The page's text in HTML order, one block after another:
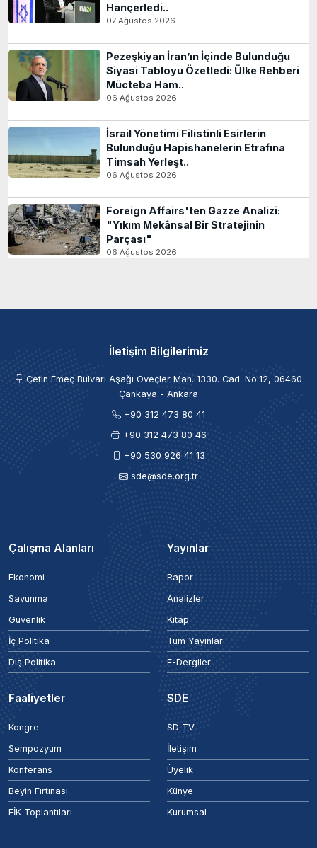
Hançerledi..
07 Ağustos 2026
Pezeşkiyan İran’ın İçinde Bulunduğu
Siyasi Tabloyu Özetledi: Ülke Rehberi
Mücteba Ham..
06 Ağustos 2026
İsrail Yönetimi Filistinli Esirlerin
Bulunduğu Hapishanelerin Etrafına
Timsah Yerleşt..
06 Ağustos 2026
Foreign Affairs'ten Gazze Analizi:
"Yıkım Mekânsal Bir Stratejinin
Parçası"
06 Ağustos 2026
İletişim Bilgilerimiz
Çetin Emeç Bulvarı Aşağı Öveçler Mah. 1330. Cad. No:12, 06460
Çankaya - Ankara
+90 312 473 80 41
+90 312 473 80 46
+90 530 926 41 13
sde@sde.org.tr
Çalışma Alanları
Ekonomi
Savunma
Güvenlik
İç Politika
Dış Politika
Yayınlar
Rapor
Analizler
Kitap
Tüm Yayınlar
E-Dergiler
Faaliyetler
Kongre
Sempozyum
Konferans
Beyin Fırtınası
EİK Toplantıları
SDE
SD TV
İletişim
Üyelik
Künye
Kurumsal